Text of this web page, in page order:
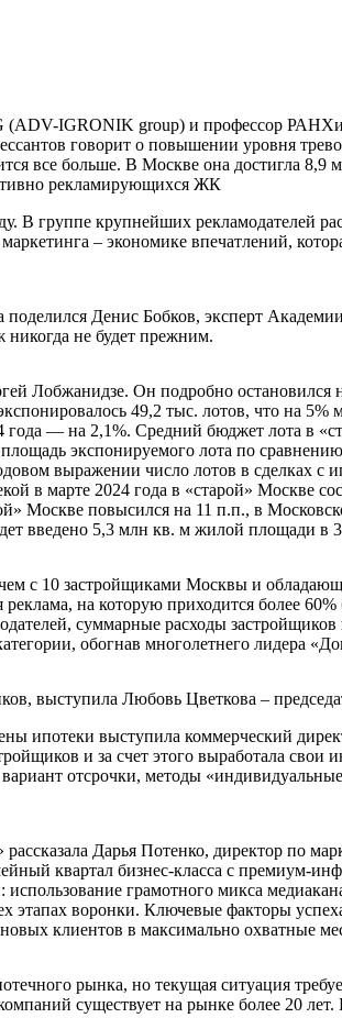
IGRONIK group) и профессор
говорит о повышении уровня
все больше. В Москве она достигла
рекламирующихся ЖК
В группе крупнейших
– экономике впечатлений,
Денис Бобков, эксперт
не будет прежним.
Лобжанидзе. Он подробно
49,2 тыс. лотов, что на
— на 2,1%. Средний бюджет лота в
экспонируемого лота по
выражении число лотов в сделках с
в марте 2024 года в «старой»
Москве повысился на 11 п.п., в
введено 5,3 млн кв. м жилой площади в
с 10 застройщиками Москвы и
на которую приходится более
суммарные расходы
обогнав многолетнего лидера
выступила Любовь Цветкова –
ипотеки выступила коммерческий
и за счет этого выработала
отсрочки, методы
Дарья Потенко, директор по
квартал бизнес-класса с премиум-
грамотного микса
этапах воронки. Ключевые факторы
клиентов в максимально охватные
рынка, но текущая ситуация
существует на рынке более 20